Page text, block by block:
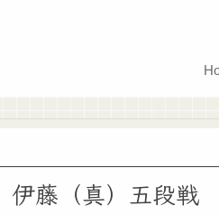
藤（真）五段戦